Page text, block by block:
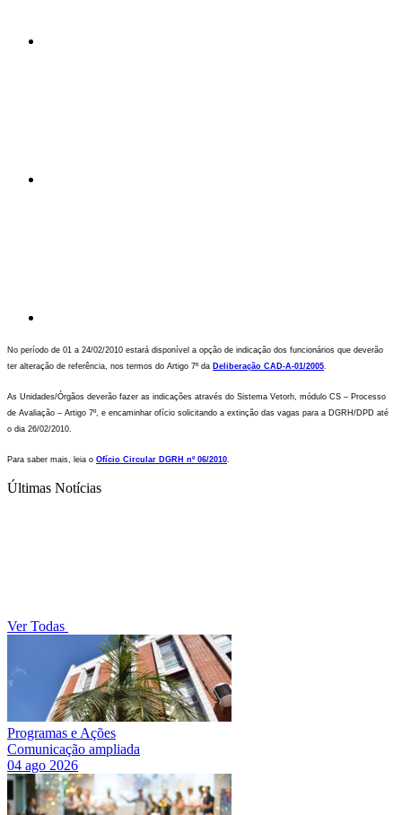
No período de 01 a 24/02/2010 estará disponível a opção de indicação dos funcionários que deverão
ter alteração de referência, nos termos do Artigo 7º da Deliberação CAD-A-01/2005.
As Unidades/Órgãos deverão fazer as indicações através do Sistema Vetorh, módulo CS – Processo
de Avaliação – Artigo 7º, e encaminhar ofício solicitando a extinção das vagas para a DGRH/DPD até
o dia 26/02/2010.
Para saber mais, leia o Ofício Circular DGRH nº 06/2010.
Últimas Notícias
Ver Todas
Programas e Ações
Comunicação ampliada
04 ago 2026